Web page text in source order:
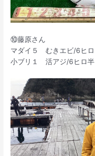
⑩藤原さん
マダイ５ むきエビ/6ヒロ
小ブリ１ 活アジ/6ヒロ半